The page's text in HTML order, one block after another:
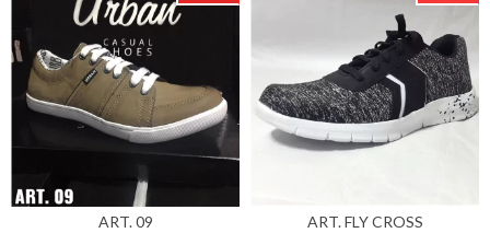
ART. 09
ART. FLY CROSS